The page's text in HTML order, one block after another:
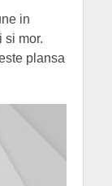
in
si mor.
plansa